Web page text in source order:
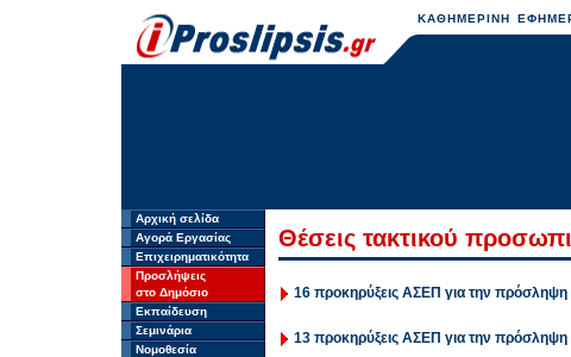
ΚΑΘΗΜΕΡΙΝΗ
Αρχική σελίδα
Αγορά Εργασίας
Επιχειρηματικότητα
Προσλήψεις
στο Δημόσιο
Εκπαίδευση
Σεμινάρια
Νομοθεσία
Θέσεις τακτικού
16 προκηρύξεις ΑΣΕΠ για την
13 προκηρύξεις ΑΣΕΠ για την